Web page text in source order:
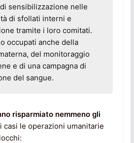
sensibilizzazione nelle
di sfollati interni e
tramite i loro comitati.
occupati anche della
del monitoraggio
e di una campagna di
del sangue.
risparmiato nemmeno gli
casi le operazioni umanitarie